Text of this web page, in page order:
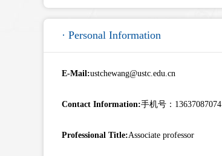
· Personal Information
E-Mail:ustchewang@ustc.edu.cn
Contact Information:手机号：13637087074
Professional Title:Associate professor